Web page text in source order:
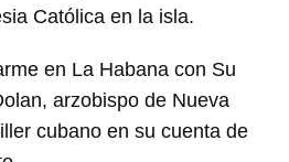
Católica en la isla.
en La Habana con Su
arzobispo de Nueva
cubano en su cuenta de